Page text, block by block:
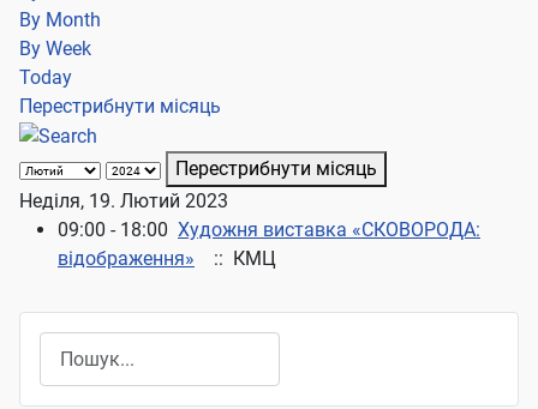
By Month
By Week
Today
Перестрибнути місяць
Перестрибнути місяць
Неділя, 19. Лютий 2023
09:00 - 18:00 Художня виставка «СКОВОРОДА:
відображення»
:: КМЦ